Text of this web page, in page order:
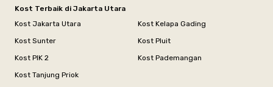
Kost Terbaik di Jakarta Utara
Kost Jakarta Utara
Kost Kelapa Gading
Kost Sunter
Kost Pluit
Kost PIK 2
Kost Pademangan
Kost Tanjung Priok